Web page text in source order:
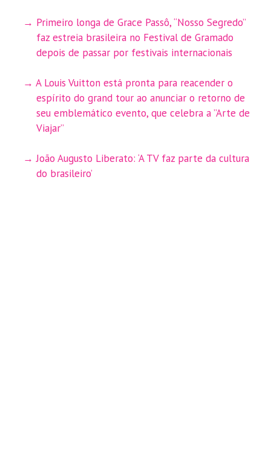
Primeiro longa de Grace Passô, “Nosso Segredo”
faz estreia brasileira no Festival de Gramado
depois de passar por festivais internacionais
A Louis Vuitton está pronta para reacender o
espírito do grand tour ao anunciar o retorno de
seu emblemático evento, que celebra a ”Arte de
Viajar”
João Augusto Liberato: ‘A TV faz parte da cultura
do brasileiro’